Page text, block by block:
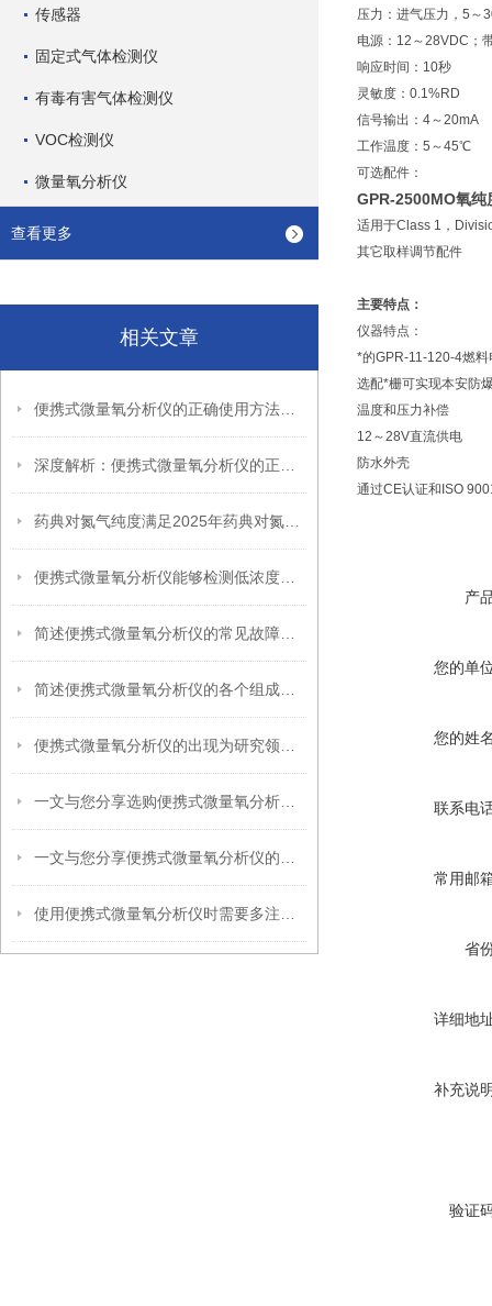
传感器
固定式气体检测仪
有毒有害气体检测仪
VOC检测仪
微量氧分析仪
查看更多
相关文章
压力：进气压力，5～
电源：12～28VDC；
响应时间：10秒
灵敏度：0.1%RD
信号输出：4～20mA
工作温度：5～45℃
可选配件：
GPR-2500MO氧纯
适用于Class 1，
其它取样调节配件
主要特点：
仪器特点：
*的GPR-11-120-4燃
选配*栅可实现本安防
温度和压力补偿
12～28V直流供电
防水外壳
通过CE认证和ISO
产
您的单
您的姓
联系电
常用邮
省
详细地
补充说
验证